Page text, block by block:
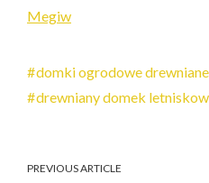
Megiw
domki ogrodowe drewniane
drewniany domek
PREVIOUS ARTICLE